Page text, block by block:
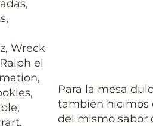
Para la mesa
también hicimos
del mismo sabor